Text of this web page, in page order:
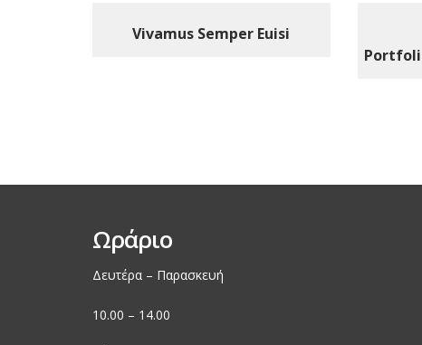
Vivamus Semper Euisi
Ωράριο
Δευτέρα – Παρασκευή
10.00 – 14.00